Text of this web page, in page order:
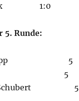
1:0
5. Runde:
Kropp
Veit 5